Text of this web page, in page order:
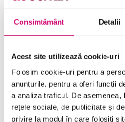
Consimțământ Detalii
Acest site utilizează cookie-uri
Folosim cookie-uri pentru a
anunțurile, pentru a oferi funcții
a analiza traficul. De asemenea,
rețele sociale, de publicitate și
privire la modul în care folosiți
meeting-uri
52 minute Toate Nivelele